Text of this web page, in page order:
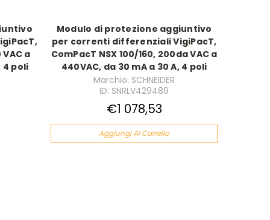
a
4 poli
Modulo di protezione aggiuntivo
per correnti differenziali VigiPacT,
ComPacT NSX 100/160, 200da VAC a
440VAC, da 30 mA a 30 A, 4 poli
Marchio: SCHNEIDER
ID: SNRLV429489
€1 078,53
Aggiungi Al Carrello